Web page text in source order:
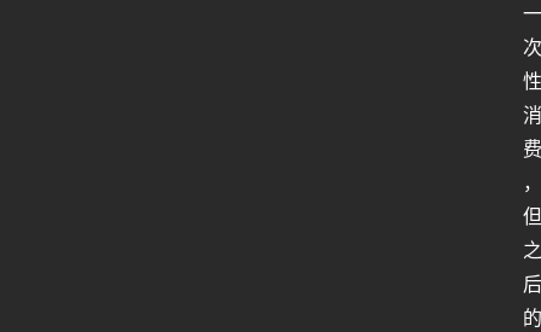
一
次
性
消
费
，
但
之
后
的